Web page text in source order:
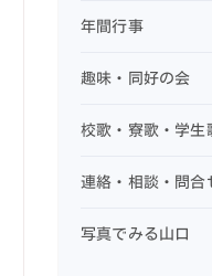
年間行事
趣味・同好の会
校歌・寮歌・学生
連絡・相談・問合
写真でみる山口